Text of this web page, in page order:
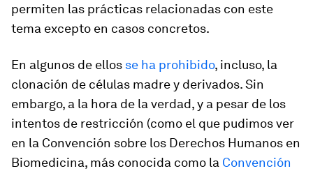
permiten las prácticas relacionadas con este
tema excepto en casos concretos.
En algunos de ellos se ha prohibido, incluso, la
clonación de células madre y derivados. Sin
embargo, a la hora de la verdad, y a pesar de los
intentos de restricción (como el que pudimos ver
en la Convención sobre los Derechos Humanos en
Biomedicina, más conocida como la Convención